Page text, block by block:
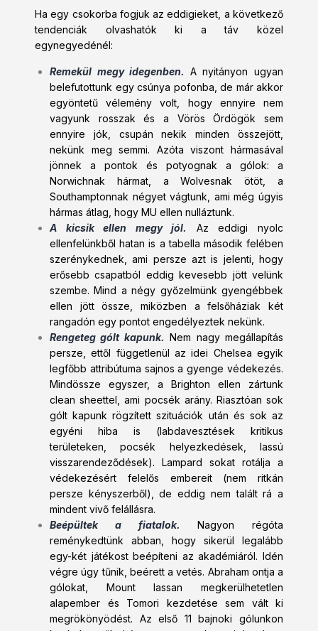
Ha egy csokorba fogjuk az eddigieket, a következő
tendenciák olvashatók ki a táv közel
egynegyedénél:
Remekül megy idegenben. A nyitányon ugyan
belefutottunk egy csúnya pofonba, de már akkor
egyöntetű vélemény volt, hogy ennyire nem
vagyunk rosszak és a Vörös Ördögök sem
ennyire jók, csupán nekik minden összejött,
nekünk meg semmi. Azóta viszont hármasával
jönnek a pontok és potyognak a gólok: a
Norwichnak hármat, a Wolvesnak ötöt, a
Southamptonnak négyet vágtunk, ami még úgyis
hármas átlag, hogy MU ellen nulláztunk.
A kicsik ellen megy jól.
Az eddigi nyolc
ellenfelünkből hatan is a tabella második felében
szerénykednek, ami persze azt is jelenti, hogy
erősebb csapatból eddig kevesebb jött velünk
szembe. Mind a négy győzelmünk gyengébbek
ellen jött össze, miközben a felsőháziak két
rangadón egy pontot engedélyeztek nekünk.
Rengeteg gólt kapunk. Nem nagy megállapítás
persze, ettől függetlenül az idei Chelsea egyik
legfőbb attribútuma sajnos a gyenge védekezés.
Mindössze egyszer, a Brighton ellen zártunk
clean sheettel, ami pocsék arány. Riasztóan sok
gólt kapunk rögzített szituációk után és sok az
egyéni hiba is (labdavesztések kritikus
területeken, pocsék helyezkedések, lassú
visszarendeződések). Lampard sokat rotálja a
védekezésért felelős embereit (nem ritkán
persze kényszerből), de eddig nem talált rá a
mindent vivő felállásra.
Beépültek a fiatalok. Nagyon régóta
reménykedtünk abban, hogy sikerül legalább
egy-két játékost beépíteni az akadémiáról. Idén
végre úgy tűnik, beérett a vetés. Abraham ontja a
gólokat, Mount lassan megkerülhetetlen
alapember és Tomori kezdetése sem vált ki
megrökönyödést. Az első 11 bajnoki gólunkon